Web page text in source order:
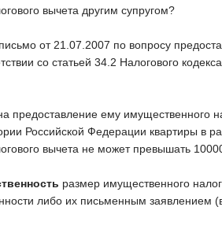
вычета другим супругом?
от 21.07.2007 по вопросу
со статьей 34.2 Налогового
предоставление ему имущественного
Российской Федерации квартиры в
вычета не может превышать
размер имущественного
либо их письменным заявлением